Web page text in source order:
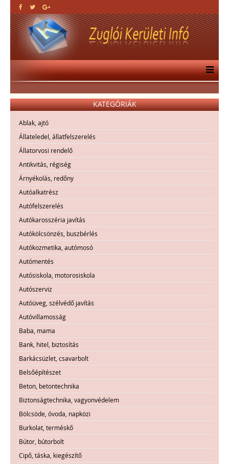
KATEGÓRIÁK
Ablak, ajtó
Állateledel, állatfelszerelés
Állatorvosi rendelő
Antikvitás, régiség
Árnyékolás, redőny
Autóalkatrész
Autófelszerelés
Autókarosszéria javítás
Autókölcsönzés, buszbérlés
Autókozmetika, autómosó
Autómentés
Autósiskola, motorosiskola
Autószerviz
Autóüveg, szélvédő javítás
Autóvillamosság
Baba, mama
Bank, hitel, biztosítás
Barkácsüzlet, csavarbolt
Belsőépítészet
Beton, betontechnika
Biztonságtechnika, vagyonvédelem
Bölcsöde, óvoda, napközi
Burkolat, terméskő
Bútor, bútorbolt
Cipő, táska, kiegészítő